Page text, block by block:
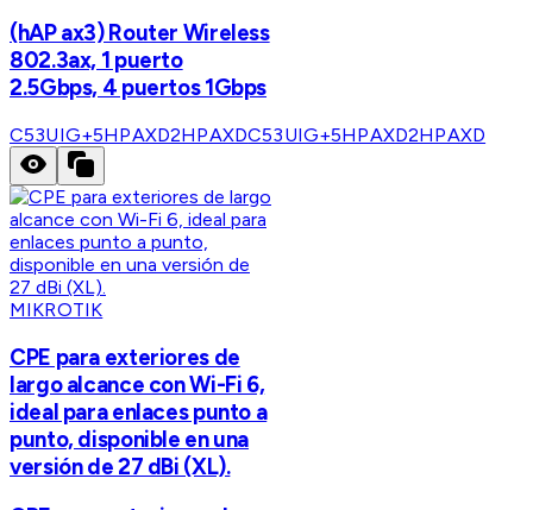
(hAP ax3) Router Wireless
802.3ax, 1 puerto
2.5Gbps, 4 puertos 1Gbps
C53UIG+5HPAXD2HPAXDC53UIG+5HPAXD2HPAXD
MIKROTIK
CPE para exteriores de
largo alcance con Wi-Fi 6,
ideal para enlaces punto a
punto, disponible en una
versión de 27 dBi (XL).